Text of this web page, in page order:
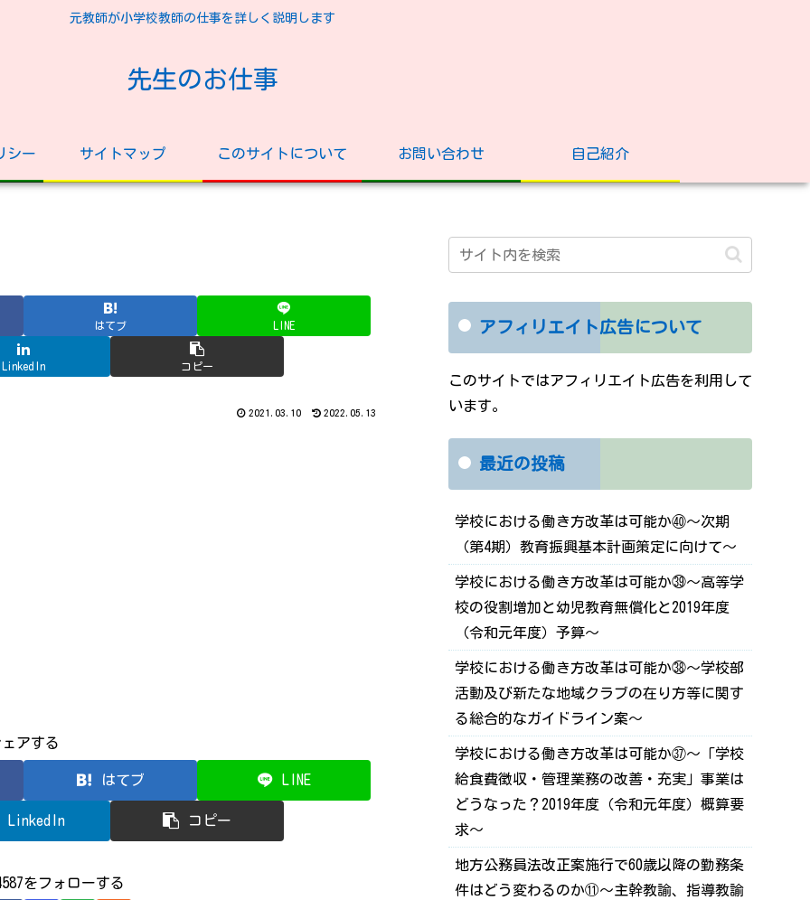
元教師が小学校教師の仕事を詳しく説明します
先生のお仕事
シー サイトマップ このサイトについて お問い合わせ 自己紹介
はてブ LINE
LinkedIn コピー
2021.03.10 2022.05.13
ェアする
はてブ LINE
LinkedIn コピー
をフォローする
アフィリエイト広告について
このサイトではアフィリエイト広告を利用して
います。
最近の投稿
学校における働き方改革は可能か㊵～次期
（第4期）教育振興基本計画策定に向けて～
学校における働き方改革は可能か㊴～高等学
校の役割増加と幼児教育無償化と2019年度
（令和元年度）予算～
学校における働き方改革は可能か㊳～学校部
活動及び新たな地域クラブの在り方等に関す
る総合的なガイドライン案～
学校における働き方改革は可能か㊲～「学校
給食費徴収・管理業務の改善・充実」事業は
どうなった？2019年度（令和元年度）概算要
求～
地方公務員法改正案施行で60歳以降の勤務条
件はどう変わるのか⑪～主幹教諭、指導教諭